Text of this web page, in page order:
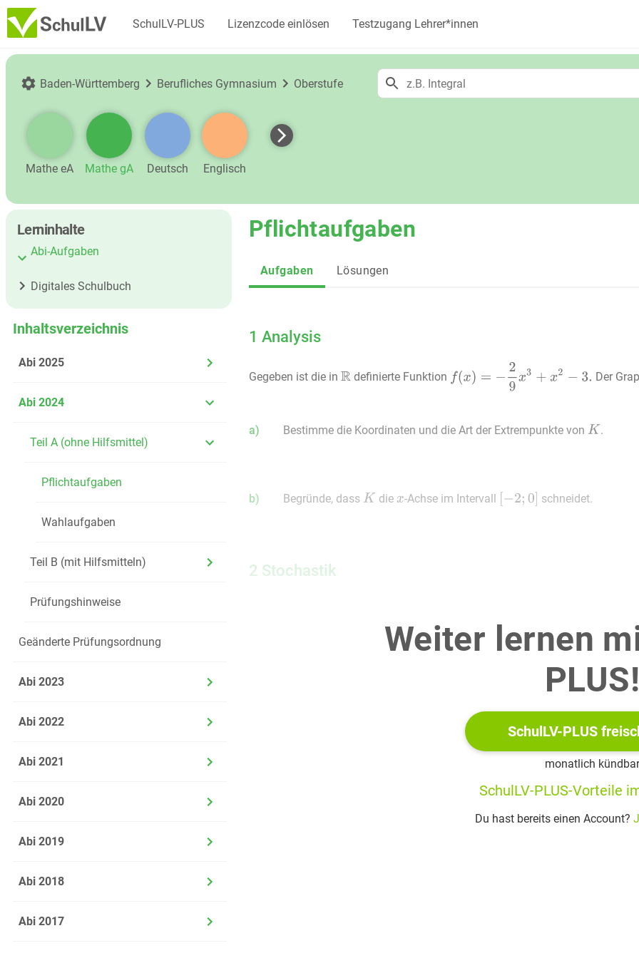
SchulLV-PLUS Lizenzcode einlösen Testzugang Lehrer*innen
Baden-Württemberg Berufliches Gymnasium Oberstufe
Mathe eA Mathe gA Deutsch Englisch
Lerninhalte
Abi-Aufgaben
Digitales Schulbuch
Inhaltsverzeichnis
Abi 2025
Abi 2024
Teil A (ohne Hilfsmittel)
Pflichtaufgaben
Wahlaufgaben
Teil B (mit Hilfsmitteln)
Prüfungshinweise
Geänderte Prüfungsordnung
Abi 2023
Abi 2022
Abi 2021
Abi 2020
Abi 2019
Abi 2018
Abi 2017
Pflichtaufgaben
Aufgaben Lösungen
1 Analysis
Gegeben ist die in definierte Funktion Der
a) Bestimme die Koordinaten und die Art der Extrempunkte von
.
b) Begründe, dass die -Achse im Intervall
schneidet.
2 Stochastik
Von den Befragten unter 20 Jahren gaben 40 % an, Fans der Marke zu
Weiter lernen
PLUS!
SchulLV-PLUS
monatlich kündbar
SchulLV-PLUS-Vorteile
Du hast bereits einen Account?